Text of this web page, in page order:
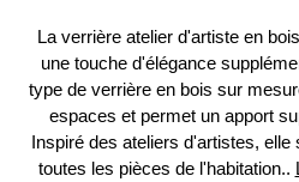
La verrière atelier d'artiste en
une touche d'élégance
type de verrière en bois sur
espaces et permet un apport
Inspiré des ateliers d'artistes, elle
toutes les pièces de l'habitation..